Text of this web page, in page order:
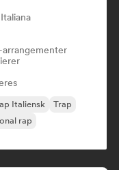
Italiensk
Trap
rap